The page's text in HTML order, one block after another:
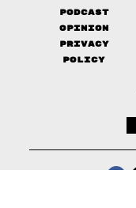
Podcast
Opinion
Privacy
Policy